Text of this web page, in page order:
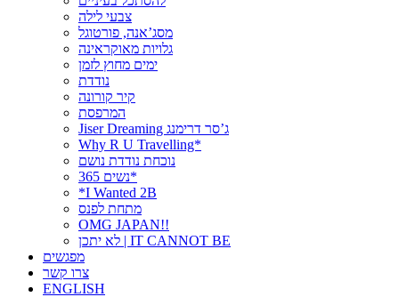
צבעי לילה
מסג’אנה, פורטוגל
גלויות מאוקראינה
ימים מחוץ לזמן
נודדת
קיר קורונה
המרפסת
Jiser Dreaming ג’סר דרימנג
Why R U Travelling*
נוכחת נודדת נושם
נשים 365*
*I Wanted 2B
מתחת לפנס
OMG JAPAN!!
לא יתכן | IT CANNOT BE
מפגשים
צרו קשר
ENGLISH